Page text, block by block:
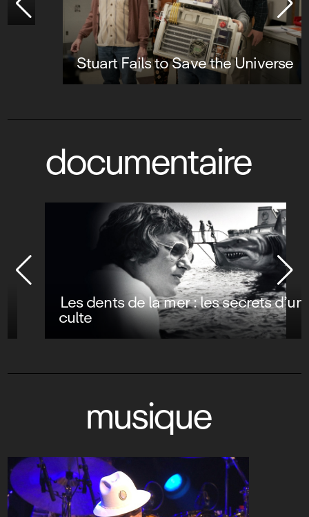
Stuart Fails to Save the Universe
documentaire
Les dents de la mer : les secrets d’un film
musique